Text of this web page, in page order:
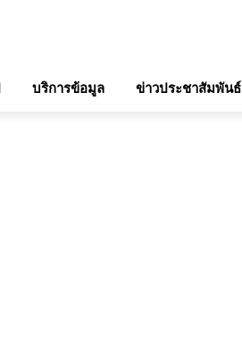
บริการข้อมูล ข่าวประชาสัมพันธ์